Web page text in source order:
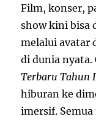
Film, konser,
show kini bisa
melalui avatar
di dunia
Terbaru Tahun
hiburan ke
imersif.